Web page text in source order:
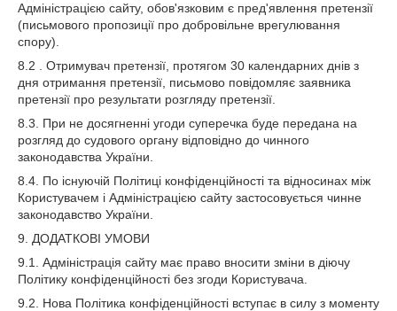
Адміністрацією сайту, обов'язковим є пред'явлення претензії
(письмового пропозиції про добровільне врегулювання
спору).
8.2 . Отримувач претензії, протягом 30 календарних днів з
дня отримання претензії, письмово повідомляє заявника
претензії про результати розгляду претензії.
8.3. При не досягненні угоди суперечка буде передана на
розгляд до судового органу відповідно до чинного
законодавства України.
8.4. По існуючій Політиці конфіденційності та відносинах між
Користувачем і Адміністрацією сайту застосовується чинне
законодавство України.
9. ДОДАТКОВІ УМОВИ
9.1. Адміністрація сайту має право вносити зміни в діючу
Політику конфіденційності без згоди Користувача.
9.2. Нова Політика конфіденційності вступає в силу з моменту